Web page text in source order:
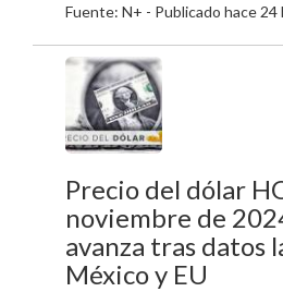
Fuente: N+ - Publicado hace 24
Precio del dólar
noviembre de
avanza tras datos
México y EU